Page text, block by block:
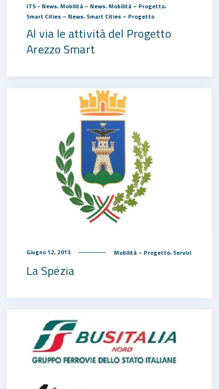
ITS - News, Mobilità – News, Mobilità – Progetto,
Smart Cities – News, Smart Cities – Progetto
Al via le attività del Progetto
Arezzo Smart
Giugno 12, 2013 Mobilità – Progetto, Servizi
La Spezia